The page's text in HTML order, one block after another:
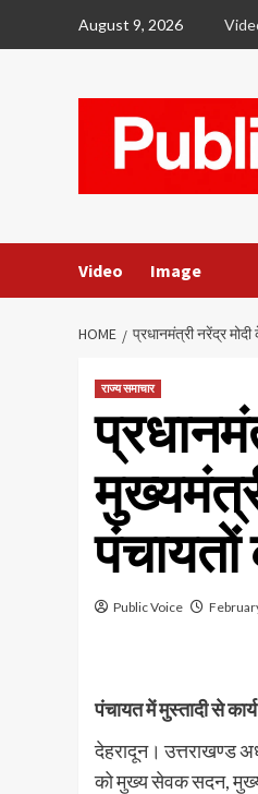
August 9, 2026
Video Image
HOME प्रधानमंत्री नरेंद्र
राज्य समाचार
Public Voice
पंचायत में मुस्तादी से
देहरादून। उत्तराखण्ड
को मुख्य सेवक सदन,